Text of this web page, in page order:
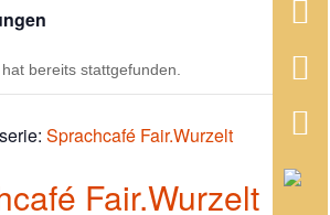
bereits stattgefunden.
Sprachcafé Fair.Wurzelt
Fair.Wurzelt